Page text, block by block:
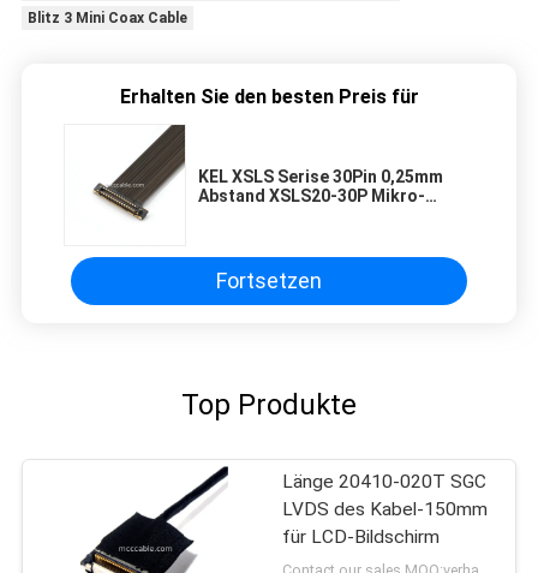
Blitz 3 Mini Coax Cable
Erhalten Sie den besten Preis für
KEL XSLS Serise 30Pin 0,25mm
Abstand XSLS20-30P Mikro-
Fortsetzen
Top Produkte
Länge 20410-020T SGC
LVDS des Kabel-150mm
für LCD-Bildschirm